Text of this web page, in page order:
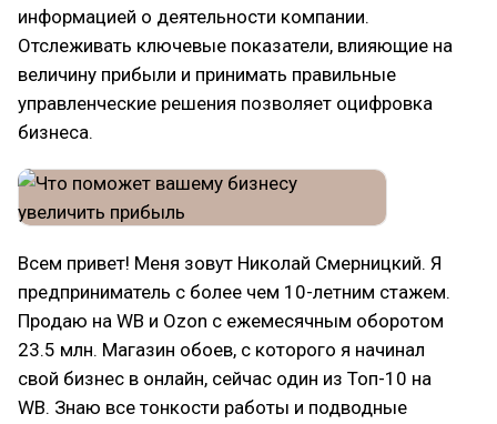
информацией о деятельности компании.
Отслеживать ключевые показатели, влияющие на
величину прибыли и принимать правильные
управленческие решения позволяет оцифровка
бизнеса.
Всем привет! Меня зовут Николай Смерницкий. Я
предприниматель с более чем 10-летним стажем.
Продаю на WB и Ozon с ежемесячным оборотом
23.5 млн. Магазин обоев, с которого я начинал
свой бизнес в онлайн, сейчас один из Топ-10 на
WB. Знаю все тонкости работы и подводные